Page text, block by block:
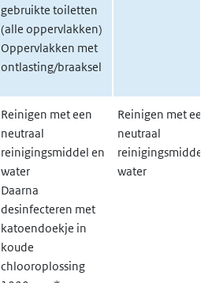
gebruikte toiletten
(alle oppervlakken)
Oppervlakken met
ontlasting/braaksel
Reinigen met een
neutraal
reinigingsmiddel en
water
Daarna
desinfecteren met
katoendoekje in
koude
chlooroplossing
Reinigen met een
neutraal
reinigingsmiddel
water